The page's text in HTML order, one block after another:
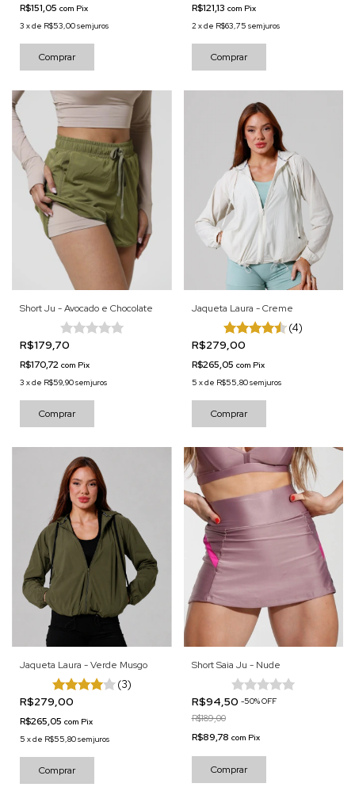
R$151,05 com Pix
3 xde R$53,00sem juros
Comprar
R$121,13 com Pix
2 xde R$63,75 sem juros
Comprar
Short Ju - Avocado e Chocolate
R$179,70
R$170,72 com Pix
3 xde R$59,90sem juros
Comprar
Jaqueta Laura - Creme
(4)
R$279,00
R$265,05 com Pix
5 xde R$55,80sem juros
Comprar
Jaqueta Laura - Verde Musgo
(3)
R$279,00
R$265,05 com Pix
5 xde R$55,80sem juros
Comprar
Short Saia Ju - Nude
R$94,50 -50%OFF
R$189,00
R$89,78 com Pix
Comprar